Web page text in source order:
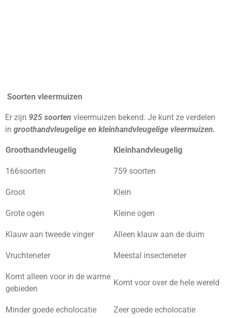
Soorten vleermuizen
Er zijn 925 soorten vleermuizen bekend. Je kunt ze verdelen
in groothandvleugelige en kleinhandvleugelige vleermuizen.
Groothandvleugelig Kleinhandvleugelig
166soorten 759 soorten
Groot Klein
Grote ogen Kleine ogen
Klauw aan tweede vinger Alleen klauw aan de duim
Vruchteneter Meestal insecteneter
Komt alleen voor in de warme
gebieden
Komt voor over de hele wereld
Minder goede echolocatie Zeer goede echolocatie